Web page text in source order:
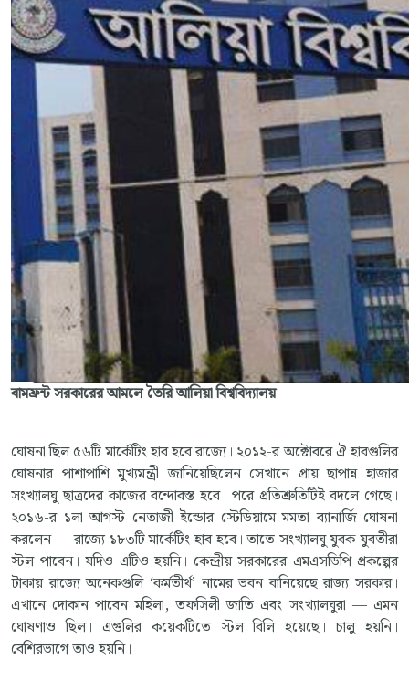
বামফ্রন্ট সরকারের আমলে তৈরি আলিয়া বিশ্ববিদ্যালয়
ঘোষনা ছিল ৫৬টি মার্কেটিং হাব হবে রাজ্যে। ২০১২-র অক্টোবরে ঐ হাবগুলির
ঘোষনার পাশাপাশি মুখ্যমন্ত্রী জানিয়েছিলেন সেখানে প্রায় ছাপান্ন হাজার
সংখ্যালঘু ছাত্রদের কাজের বন্দোবস্ত হবে। পরে প্রতিশ্রুতিটিই বদলে গেছে।
২০১৬-র ১লা আগস্ট নেতাজী ইন্ডোর স্টেডিয়ামে মমতা ব্যানার্জি ঘোষনা
করলেন — রাজ্যে ১৮৩টি মার্কেটিং হাব হবে। তাতে সংখ্যালঘু যুবক যুবতীরা
স্টল পাবেন। যদিও এটিও হয়নি। কেন্দ্রীয় সরকারের এমএসডিপি প্রকল্পের
টাকায় রাজ্যে অনেকগুলি ‘কর্মতীর্থ’ নামের ভবন বানিয়েছে রাজ্য সরকার।
এখানে দোকান পাবেন মহিলা, তফসিলী জাতি এবং সংখ্যালঘুরা — এমন
ঘোষণাও ছিল। এগুলির কয়েকটিতে স্টল বিলি হয়েছে। চালু হয়নি।
বেশিরভাগে তাও হয়নি।